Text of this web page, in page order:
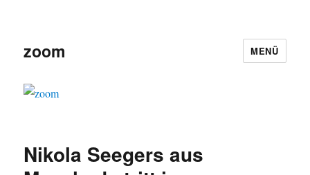
zoom MENÜ
Nikola Seegers aus